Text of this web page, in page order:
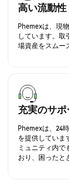
高い流動性
Phemexは、現
しています。取
場資産をスムー
充実のサ
Phemexは、24
を提供していま
ミュニティ内で
おり、困ったと